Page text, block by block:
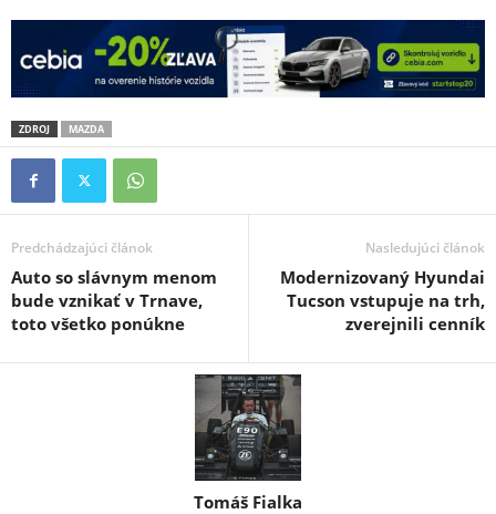
ZDROJ MAZDA
Predchádzajúci článok
Auto so slávnym menom
bude vznikať v Trnave,
toto všetko ponúkne
Nasledujúci článok
Modernizovaný Hyundai
Tucson vstupuje na trh,
zverejnili cenník
Tomáš Fialka